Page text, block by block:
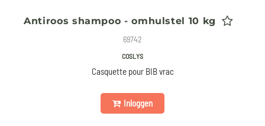
Antiroos shampoo - omhulstel 10 kg
69742
COSLYS
Casquette pour BIB vrac
Inloggen